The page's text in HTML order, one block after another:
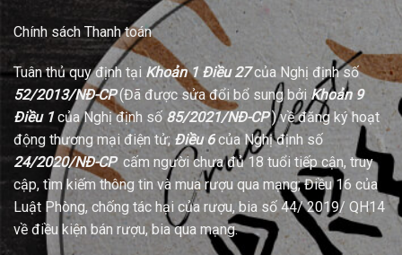
Chính sách Thanh toán
Tuân thủ quy định tại Khoản 1 Điều 27của Nghị định số
52/2013/NĐ-CP(Đã được sửa đổi bổ sung bởi Khoản 9
Điều 1của Nghị định số 85/2021/NĐ-CP) về đăng ký hoạt
động thương mại điện tử; Điều 6của Nghị định số
24/2020/NĐ-CPcấm người chưa đủ 18 tuổi tiếp cận, truy
cập, tìm kiếm thông tin và mua rượu qua mạng; Điều 16 của
Luật Phòng, chống tác hại của rượu, bia số 44/ 2019/ QH14
về điều kiện bán rượu, bia qua mạng.